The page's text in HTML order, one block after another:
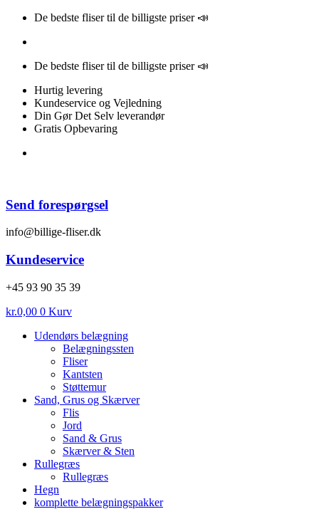
Videre
indhold
De bedste fliser til de billigste priser 📣
De bedste fliser til de billigste priser 📣
Hurtig levering
Kundeservice og Vejledning
Din Gør Det Selv leverandør
Gratis Opbevaring
Send forespørgsel
info@billige-fliser.dk
Kundeservice
+45 93 90 35 39
kr.0,00 0 Kurv
Udendørs belægning
Belægningssten
Fliser
Kantsten
Støttemur
Sand, Grus og Skærver
Flis
Jord
Sand & Grus
Skærver & Sten
Rullegræs
Rullegræs
Hegn
komplette belægningspakker